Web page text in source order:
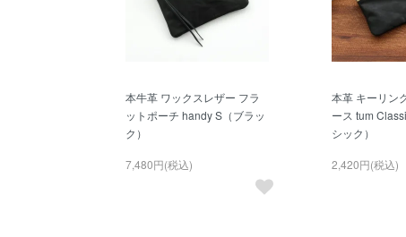
本牛革 ワックスレザー フラ
ットポーチ handy S（ブラッ
ク）
7,480円(税込)
本革 キーリン
ース tum
シック）
2,420円(税込)